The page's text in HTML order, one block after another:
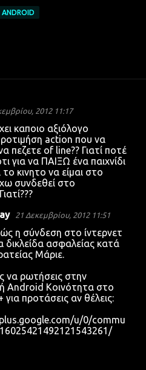
ANDROID
2012 11:17
καποιο αξιόλογο
action που να
πεζετε of line?? Γιατί ποτέ
για να ΠΑΙΞΩ ένα παιχνίδι
το κινητο να είμαι στο
συνδεθεί στο
21 Δεκεμβρίου, 2012 11:51
η σύνδεση στο ίντερνετ
δικλείδα ασφαλείας κατά
Μάριε.
να ρωτήσεις στην
Android Κοινότητα στο
για προτάσεις αν θέλεις:
u/0/commu